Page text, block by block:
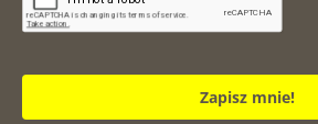
Zapisz mnie!